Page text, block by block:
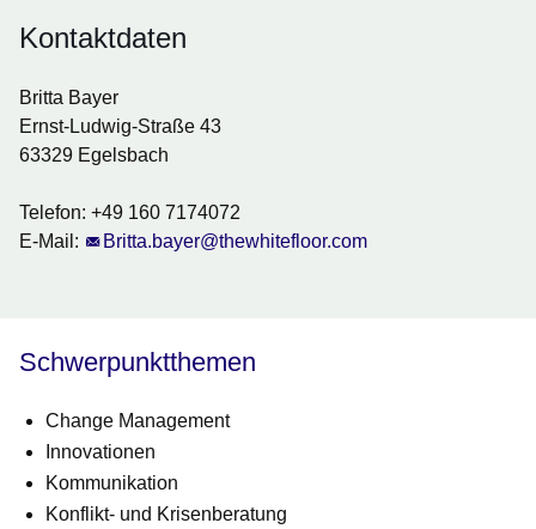
Kontaktdaten
Britta Bayer
Ernst-Ludwig-Straße 43
63329 Egelsbach
Telefon: +49 160 7174072
E-Mail:
Britta.bayer@thewhitefloor.com
Schwerpunktthemen
Change Management
Innovationen
Kommunikation
Konflikt- und Krisenberatung